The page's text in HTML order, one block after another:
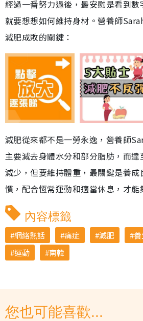
經過一番努力過後，最安慰是看到
就要想想如何維持身材。營養師
減肥成敗的關鍵：
減肥從來都不是一勞永逸，營養師
主要減去身體水分和部分脂肪，而
減少，但要維持體重，最關鍵是養成
慣，配合恆常運動和適當休息，才能
內容標籤
網絡熱話 痛症 減肥
運動
南韓
您也可能喜歡...